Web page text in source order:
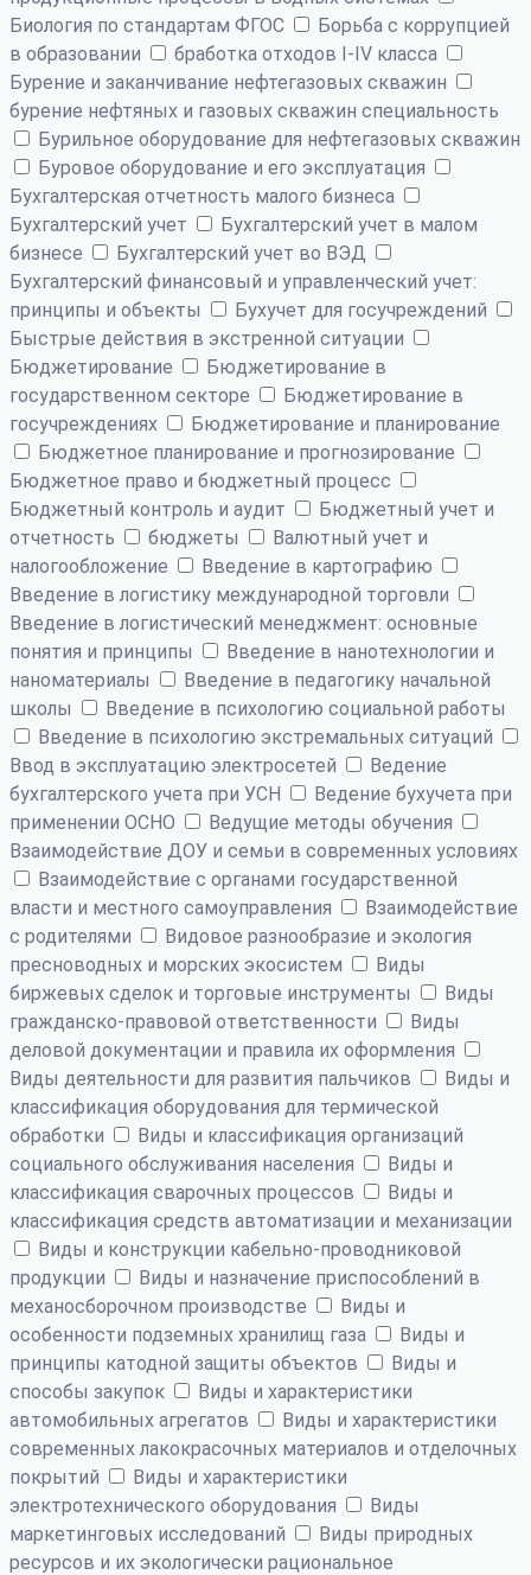
Биология по стандартам ФГОС
Борьба с коррупцией
в образовании
бработка отходов I-IV класса
Бурение и заканчивание нефтегазовых скважин
бурение нефтяных и газовых скважин специальность
Бурильное оборудование для нефтегазовых скважин
Буровое оборудование и его эксплуатация
Бухгалтерская отчетность малого бизнеса
Бухгалтерский учет
Бухгалтерский учет в малом
бизнесе
Бухгалтерский учет во ВЭД
Бухгалтерский финансовый и управленческий учет:
принципы и объекты
Бухучет для госучреждений
Быстрые действия в экстренной ситуации
Бюджетирование
Бюджетирование в
государственном секторе
Бюджетирование в
госучреждениях
Бюджетирование и планирование
Бюджетное планирование и прогнозирование
Бюджетное право и бюджетный процесс
Бюджетный контроль и аудит
Бюджетный учет и
отчетность
бюджеты
Валютный учет и
налогообложение
Введение в картографию
Введение в логистику международной торговли
Введение в логистический менеджмент: основные
понятия и принципы
Введение в нанотехнологии и
наноматериалы
Введение в педагогику начальной
школы
Введение в психологию социальной работы
Введение в психологию экстремальных ситуаций
Ввод в эксплуатацию электросетей
Ведение
бухгалтерского учета при УСН
Ведение бухучета при
применении ОСНО
Ведущие методы обучения
Взаимодействие ДОУ и семьи в современных условиях
Взаимодействие с органами государственной
власти и местного самоуправления
Взаимодействие
с родителями
Видовое разнообразие и экология
пресноводных и морских экосистем
Виды
биржевых сделок и торговые инструменты
Виды
гражданско-правовой ответственности
Виды
деловой документации и правила их оформления
Виды деятельности для развития пальчиков
Виды и
классификация оборудования для термической
обработки
Виды и классификация организаций
социального обслуживания населения
Виды и
классификация сварочных процессов
Виды и
классификация средств автоматизации и механизации
Виды и конструкции кабельно-проводниковой
продукции
Виды и назначение приспособлений в
механосборочном производстве
Виды и
особенности подземных хранилищ газа
Виды и
принципы катодной защиты объектов
Виды и
способы закупок
Виды и характеристики
автомобильных агрегатов
Виды и характеристики
современных лакокрасочных материалов и отделочных
покрытий
Виды и характеристики
электротехнического оборудования
Виды
маркетинговых исследований
Виды природных
ресурсов и их экологически рациональное